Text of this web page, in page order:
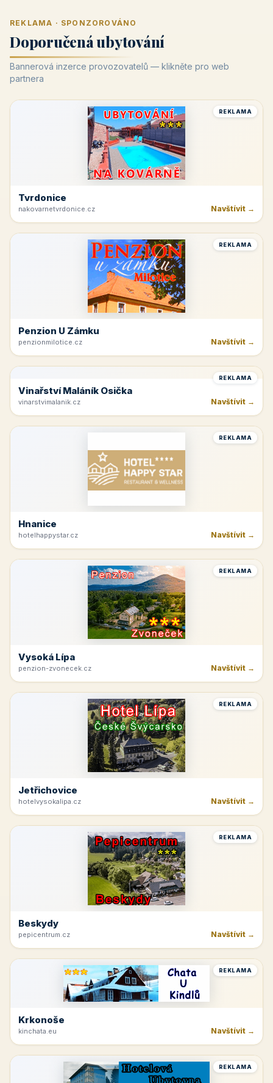
REKLAMA · SPONZOROVÁNO
Doporučená ubytování
Bannerová inzerce provozovatelů — klikněte pro web
partnera
REKLAMA
Tvrdonice
nakovarnetvrdonice.cz Navštívit →
REKLAMA
Penzion U Zámku
penzionmilotice.cz Navštívit →
REKLAMA
Vinařství Maláník Osička
vinarstvimalanik.cz Navštívit →
REKLAMA
Hnanice
hotelhappystar.cz Navštívit →
REKLAMA
Vysoká Lípa
penzion-zvonecek.cz Navštívit →
REKLAMA
Jetřichovice
hotelvysokalipa.cz Navštívit →
REKLAMA
Beskydy
pepicentrum.cz Navštívit →
REKLAMA
Krkonoše
kinchata.eu Navštívit →
REKLAMA